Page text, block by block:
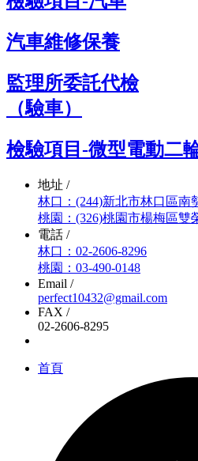
汽車維修保養
監理所委託代檢
（驗車）
檢驗項目-微型電動二
地址 /
林口：(244)新北市林口區南
桃園：(326)桃園市楊梅區雙
電話 /
林口：02-2606-8296
桃園：03-490-0148
Email /
perfect10432@gmail.com
FAX /
02-2606-8295
首頁